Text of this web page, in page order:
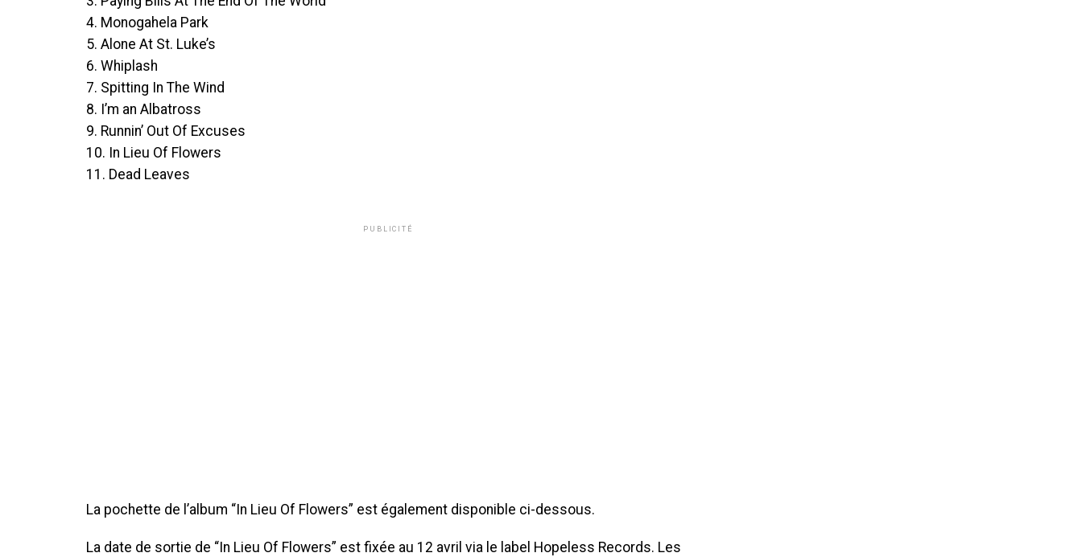
4. Monogahela Park
5. Alone At St. Luke’s
6. Whiplash
7. Spitting In The Wind
8. I’m an Albatross
9. Runnin’ Out Of Excuses
10. In Lieu Of Flowers
11. Dead Leaves
PUBLICITÉ
La pochette de l’album “In Lieu Of Flowers” est également disponible ci-dessous.
La date de sortie de “In Lieu Of Flowers” est fixée au 12 avril via le label Hopeless Records. Les